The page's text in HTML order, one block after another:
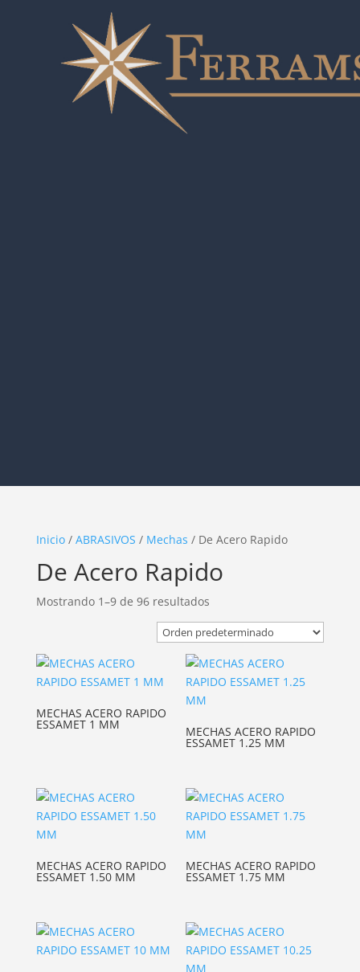
Inicio/ ABRASIVOS / Mechas / De Acero Rapido
De Acero Rapido
Mostrando 1–9 de 96 resultados
MECHAS ACERO RAPIDO
ESSAMET 1 MM MECHAS ACERO RAPIDO
ESSAMET 1.25 MM
MECHAS ACERO RAPIDO
ESSAMET 1.50 MM
MECHAS ACERO RAPIDO
ESSAMET 1.75 MM